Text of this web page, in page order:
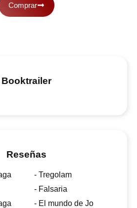
Comprar
Booktrailer
Reseñas
- Tregolam
- Falsaria
- El mundo de Jo